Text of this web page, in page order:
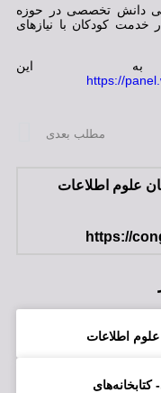
دانش تخصصی در حوزه
خدمت کودکان با نیازهای
این
https://
مطلب بعدی
علوم اطلاعات
اطلاعات